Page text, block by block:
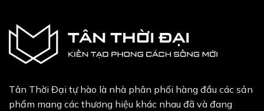
Tân Thời Đại tự hào là nhà phân phối hàng đầu các sản
phẩm mang các thương hiệu khác nhau đã và đang